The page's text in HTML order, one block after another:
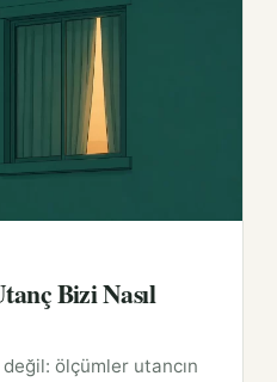
Bizi Nasıl
ölçümler utancın